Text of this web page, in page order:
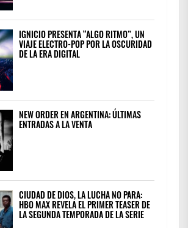
IGNICIO PRESENTA “ALGO RITMO”, UN
VIAJE ELECTRO-POP POR LA OSCURIDAD
DE LA ERA DIGITAL
NEW ORDER EN ARGENTINA: ÚLTIMAS
ENTRADAS A LA VENTA
CIUDAD DE DIOS, LA LUCHA NO PARA:
HBO MAX REVELA EL PRIMER TEASER DE
LA SEGUNDA TEMPORADA DE LA SERIE